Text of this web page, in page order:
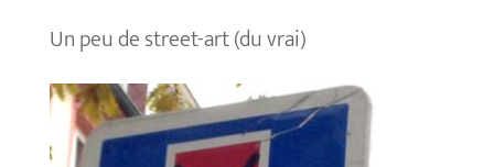
Un peu de street-art (du vrai)